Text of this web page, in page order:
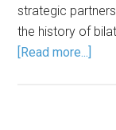
strategic
the history of
[Read more...]